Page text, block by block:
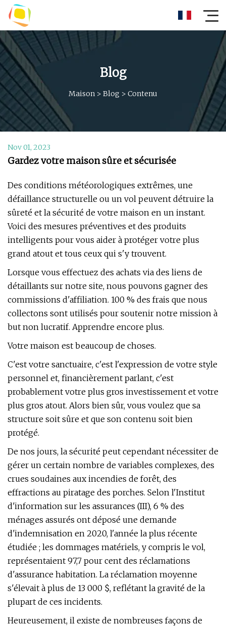
Blog
Maison > Blog > Contenu
Nov 01, 2023
Gardez votre maison sûre et sécurisée
Des conditions météorologiques extrêmes, une
défaillance structurelle ou un vol peuvent détruire la
sûreté et la sécurité de votre maison en un instant.
Voici des mesures préventives et des produits
intelligents pour vous aider à protéger votre plus
grand atout et tous ceux qui s'y trouvent.
Lorsque vous effectuez des achats via des liens de
détaillants sur notre site, nous pouvons gagner des
commissions d'affiliation. 100 % des frais que nous
collectons sont utilisés pour soutenir notre mission à
but non lucratif. Apprendre encore plus.
Votre maison est beaucoup de choses.
C'est votre sanctuaire, c'est l'expression de votre style
personnel et, financièrement parlant, c'est
probablement votre plus gros investissement et votre
plus gros atout. Alors bien sûr, vous voulez que sa
structure soit sûre et que son contenu soit bien
protégé.
De nos jours, la sécurité peut cependant nécessiter de
gérer un certain nombre de variables complexes, des
crues soudaines aux incendies de forêt, des
effractions au piratage des porches. Selon l'Institut
d'information sur les assurances (III), 6 % des
ménages assurés ont déposé une demande
d'indemnisation en 2020, l'année la plus récente
étudiée ; les dommages matériels, y compris le vol,
représentaient 97,7 pour cent des réclamations
d'assurance habitation. La réclamation moyenne
s'élevait à plus de 13 000 $, reflétant la gravité de la
plupart de ces incidents.
Heureusement, il existe de nombreuses façons de